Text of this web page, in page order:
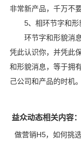
非常新产品，千万不
5、相环节字和形
环节字和形貌消息
凭此认识你，并凭此
和形貌消息，等于拥
己公司和产品的时机。
益众动态相关内容：
做营销H5，如何挑